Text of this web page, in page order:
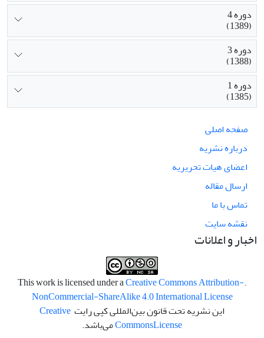
دوره 4
(1389)
دوره 3
(1388)
دوره 1
(1385)
صفحه اصلی
درباره نشریه
اعضای هیات تحریریه
ارسال مقاله
تماس با ما
نقشه سایت
اخبار و اعلانات
.This work is licensed under a
Creative Commons Attribution-
NonCommercial-ShareAlike 4.0 International License
این نشریه تحت قانون بین‌المللی کپی رایت Creative
CommonsLicense می‌باشد.